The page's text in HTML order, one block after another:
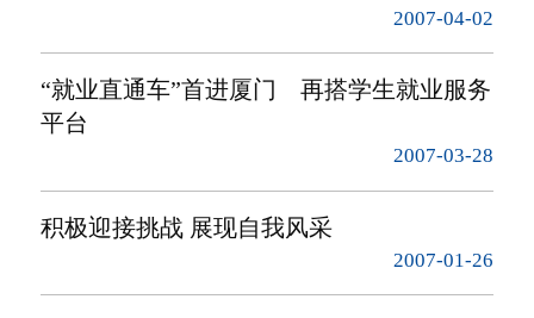
2007-04-02
“就业直通车”首进厦门 再搭学生就业服务
平台
2007-03-28
积极迎接挑战 展现自我风采
2007-01-26